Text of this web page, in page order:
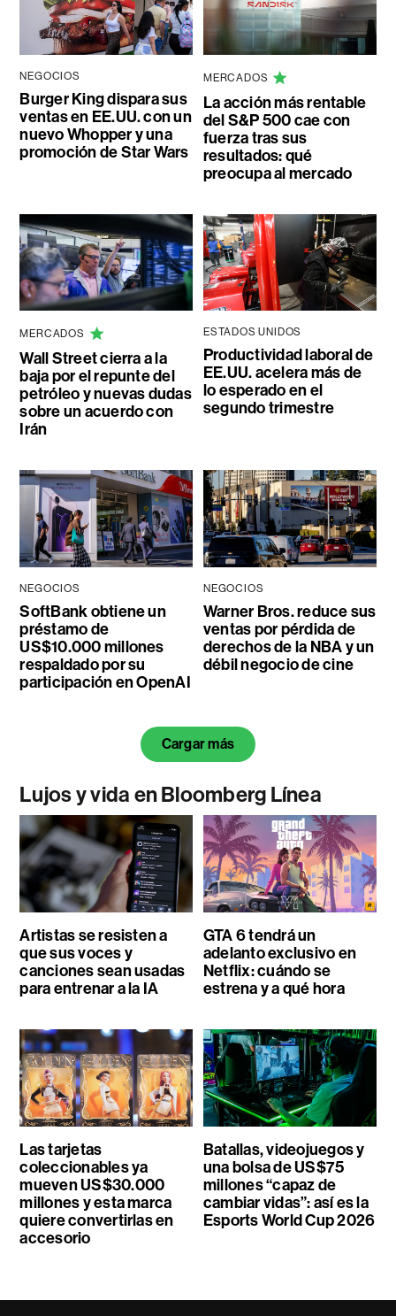
NEGOCIOS
Burger King dispara sus
ventas en EE.UU. con un
nuevo Whopper y una
promoción de Star Wars
MERCADOS
La acción más rentable
del S&P 500 cae con
fuerza tras sus
resultados: qué
preocupa al mercado
MERCADOS
Wall Street cierra a la
baja por el repunte del
petróleo y nuevas dudas
sobre un acuerdo con
Irán
ESTADOS UNIDOS
Productividad laboral de
EE.UU. acelera más de
lo esperado en el
segundo trimestre
NEGOCIOS
SoftBank obtiene un
préstamo de
US$10.000 millones
respaldado por su
participación en OpenAI
NEGOCIOS
Warner Bros. reduce sus
ventas por pérdida de
derechos de la NBA y un
débil negocio de cine
Cargar más
Lujos y vida en Bloomberg Línea
Artistas se resisten a
que sus voces y
canciones sean usadas
para entrenar a la IA
GTA 6 tendrá un
adelanto exclusivo en
Netflix: cuándo se
estrena y a qué hora
Las tarjetas
coleccionables ya
mueven US$30.000
millones y esta marca
quiere convertirlas en
accesorio
Batallas, videojuegos y
una bolsa de US$75
millones “capaz de
cambiar vidas”: así es la
Esports World Cup 2026